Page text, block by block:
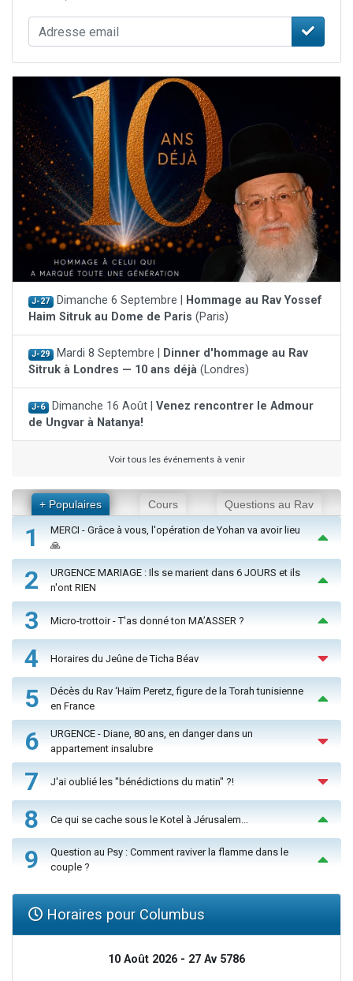
J-27 Dimanche 6 Septembre |
Hommage au Rav Yossef
Haim Sitruk au Dome de Paris (Paris)
J-29 Mardi 8 Septembre |
Dinner d'hommage au Rav
Sitruk à Londres — 10 ans déjà (Londres)
J-6 Dimanche 16 Août | Venez rencontrer le Admour
de Ungvar à Natanya!
Voir tous les événements à venir
+ Populaires Cours Questions au Rav
1
MERCI - Grâce à vous, l'opération de Yohan va avoir lieu
🙏
2
URGENCE MARIAGE : Ils se marient dans 6 JOURS et ils
n'ont RIEN
3 Micro-trottoir - T'as donné ton MA’ASSER ?
4 Horaires du Jeûne de Ticha Béav
5
Décès du Rav ‘Haïm Peretz, figure de la Torah tunisienne
en France
6
URGENCE - Diane, 80 ans, en danger dans un
appartement insalubre
7 J'ai oublié les "bénédictions du matin" ?!
8 Ce qui se cache sous le Kotel à Jérusalem...
9
Question au Psy : Comment raviver la flamme dans le
couple ?
Horaires pour Columbus
10 Août 2026 - 27 Av 5786